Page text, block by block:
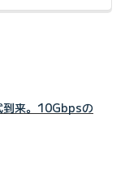
来。10Gbpsの